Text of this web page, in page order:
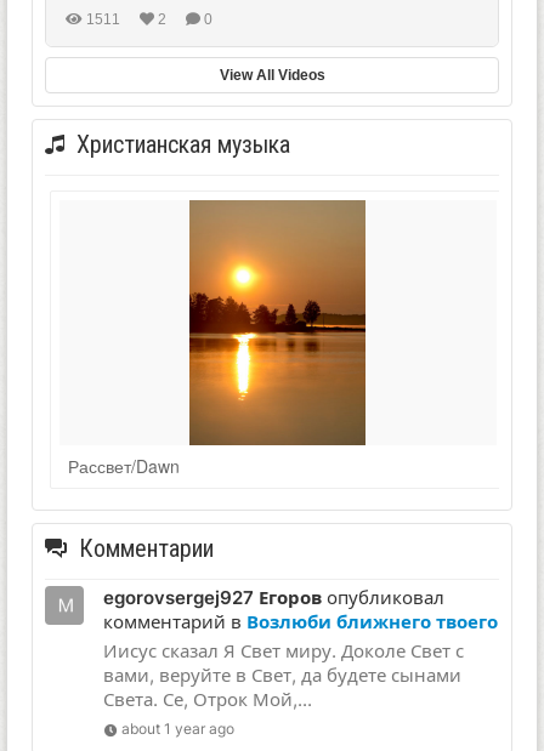
1511 2 0
View All Videos
Христианская музыка
Рассвет/Dawn
Комментарии
egorovsergej927 Егоров опубликовал
комментарий в Возлюби ближнего твоего
Иисус сказал Я Свет миру. Доколе Свет с
вами, веруйте в Свет, да будете сынами
Света. Се, Отрок Мой,...
about 1 year ago